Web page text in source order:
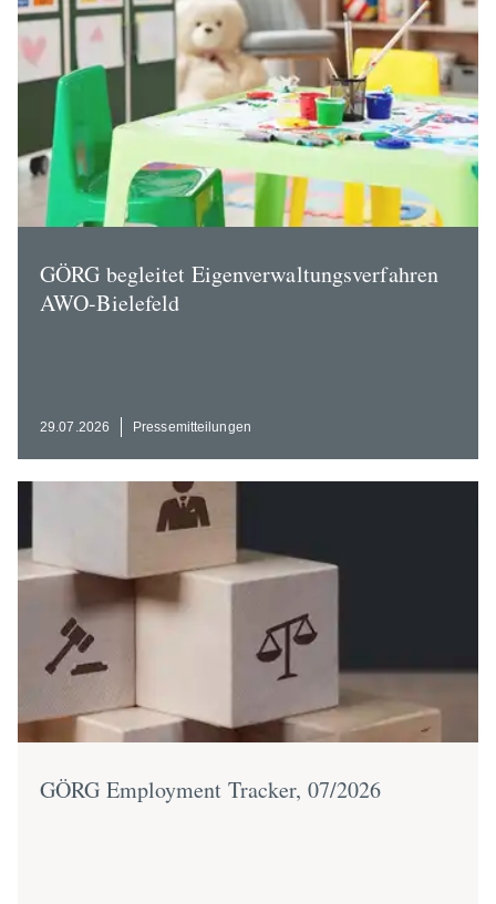
GÖRG begleitet Eigen­ver­wal­tungs­ver­fahren
AWO-Bielefeld
29.07.2026 Presse­mit­tei­lungen
GÖRG Employment Tracker, 07/2026